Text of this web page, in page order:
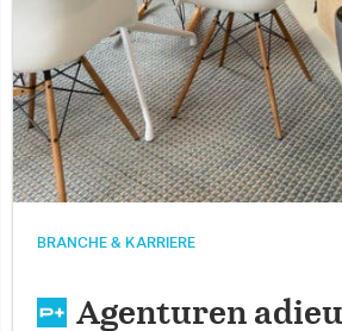
BRANCHE & KARRIERE
Agenturen